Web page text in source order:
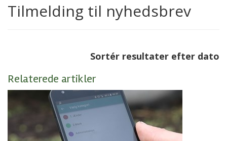
Tilmelding til nyhedsbrev
Sortér resultater efter dato
Relaterede artikler